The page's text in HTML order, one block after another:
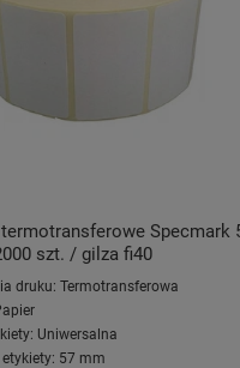
Specmark
szt. / gilza fi40
druku: Termotransferowa
Uniwersalna
57 mm